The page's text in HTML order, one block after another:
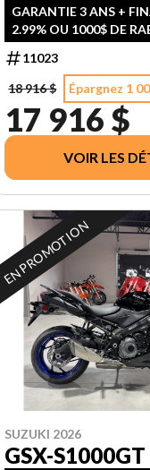
GARANTIE 3 ANS +
2.99% OU 1000$ DE
11023
18 916 $
Épargnez 1
17 916 $
VOIR LES
EN PROMOTION
SUZUKI 2026
GSX-S1000GT